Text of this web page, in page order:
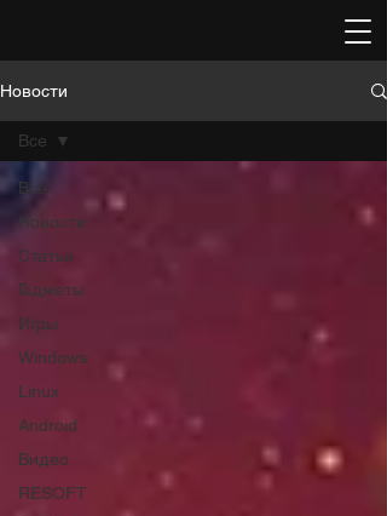
Новости
Все
Новости
Статьи
Гаджеты
Игры
Windows
Linux
Android
Видео
RESOFT
Все